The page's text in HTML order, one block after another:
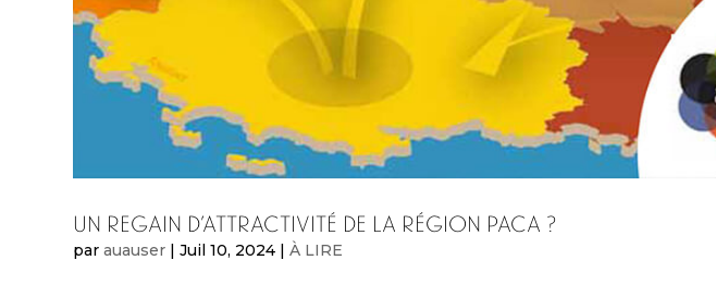
Un regain d’attractivité de la région PACA ?
parauauser |Juil 10, 2024 |À LIRE